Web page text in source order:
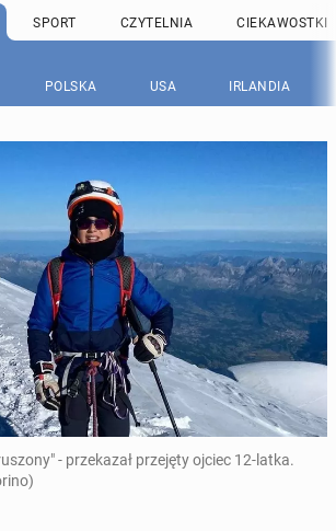
SPORT CZYTELNIA CIEKAWOSTKI
POLSKA USA IRLANDIA
- przekazał przejęty ojciec 12-latka.